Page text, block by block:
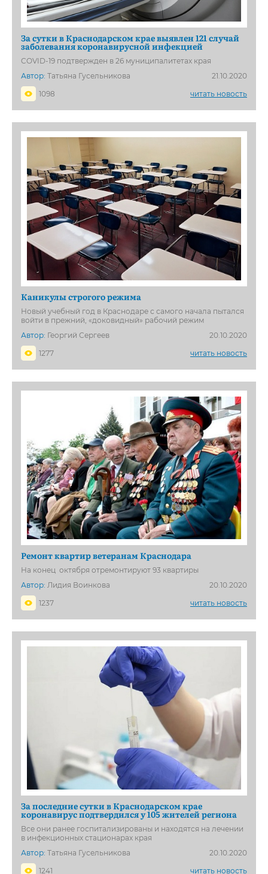
За сутки в Краснодарском крае выявлен 121 случай
заболевания коронавирусной инфекцией
COVID-19 подтвержден в 26 муниципалитетах края
Автор: Татьяна Гусельникова
21.10.2020
1098
читать новость
Каникулы строгого режима
Новый учебный год в Краснодаре с самого начала пытался
войти в прежний, «доковидный» рабочий режим
Автор: Георгий Сергеев
20.10.2020
1277
читать новость
Ремонт квартир ветеранам Краснодара
На конец октября отремонтируют 93 квартиры
Автор: Лидия Воинкова
20.10.2020
1237
читать новость
За последние сутки в Краснодарском крае
коронавирус подтвердился у 105 жителей региона
Все они ранее госпитализированы и находятся на лечении
в инфекционных стационарах края
Автор: Татьяна Гусельникова
20.10.2020
1241
читать новость